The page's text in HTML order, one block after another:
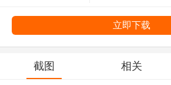
立即下载
截图 相关